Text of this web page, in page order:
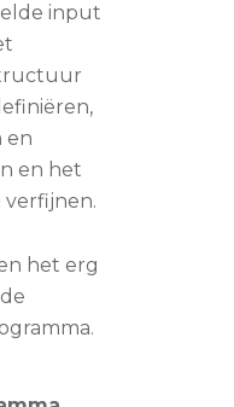
input
en
en het
verfijnen.
het erg